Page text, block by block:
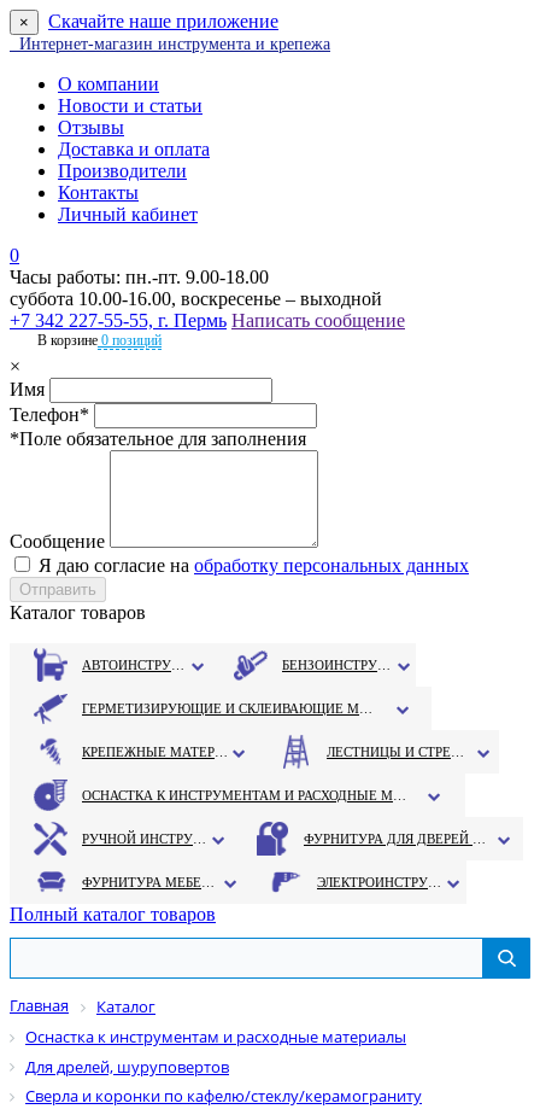
× Скачайте наше приложение
Интернет-магазин инструмента и крепежа
О компании
Новости и статьи
Отзывы
Доставка и оплата
Производители
Контакты
Личный кабинет
0
Часы работы: пн.-пт. 9.00-18.00
суббота 10.00-16.00, воскресенье – выходной
+7 342 227-55-55, г. Пермь Написать сообщение
В корзине 0 позиций
×
Имя
Телефон*
*Поле обязательное для заполнения
Сообщение
Я даю согласие на обработку персональных данных
Каталог товаров
Полный каталог товаров
Главная
Каталог
Оснастка к инструментам и расходные материалы
Для дрелей, шуруповертов
Сверла и коронки по кафелю/стеклу/керамограниту